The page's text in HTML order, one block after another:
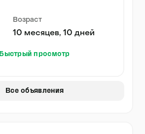
Возраст
10 месяцев, 10 дней
Быстрый просмотр
Все объявления